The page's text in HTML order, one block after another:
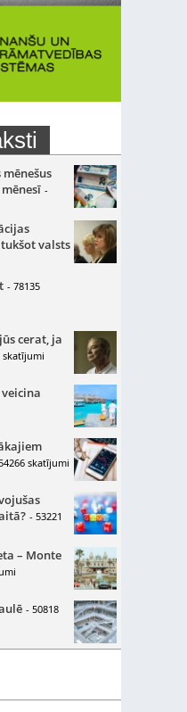
-
valsts
- 78135
cerat, ja
skatījumi
skatījumi
- 53221
– Monte
- 50818